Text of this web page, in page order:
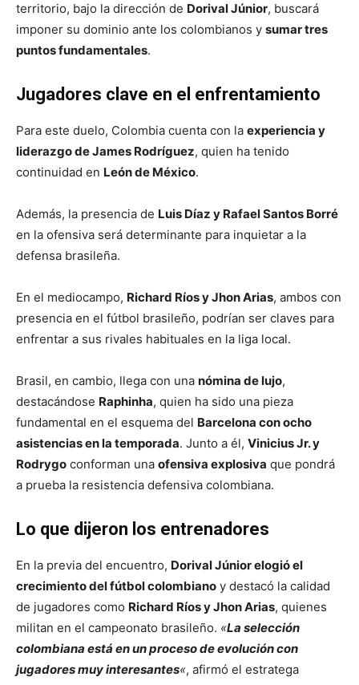
territorio, bajo la dirección de Dorival Júnior, buscará
imponer su dominio ante los colombianos y sumar tres
puntos fundamentales.
Jugadores clave en el enfrentamiento
Para este duelo, Colombia cuenta con la experiencia y
liderazgo de James Rodríguez, quien ha tenido
continuidad en León de México.
Además, la presencia de Luis Díaz y Rafael Santos Borré
en la ofensiva será determinante para inquietar a la
defensa brasileña.
En el mediocampo, Richard Ríos y Jhon Arias, ambos con
presencia en el fútbol brasileño, podrían ser claves para
enfrentar a sus rivales habituales en la liga local.
Brasil, en cambio, llega con una nómina de lujo,
destacándose Raphinha, quien ha sido una pieza
fundamental en el esquema del Barcelona con ocho
asistencias en la temporada. Junto a él, Vinicius Jr. y
Rodrygo conforman una ofensiva explosiva que pondrá
a prueba la resistencia defensiva colombiana.
Lo que dijeron los entrenadores
En la previa del encuentro, Dorival Júnior elogió el
crecimiento del fútbol colombiano y destacó la calidad
de jugadores como Richard Ríos y Jhon Arias, quienes
militan en el campeonato brasileño. «La selección
colombiana está en un proceso de evolución con
jugadores muy interesantes«, afirmó el estratega